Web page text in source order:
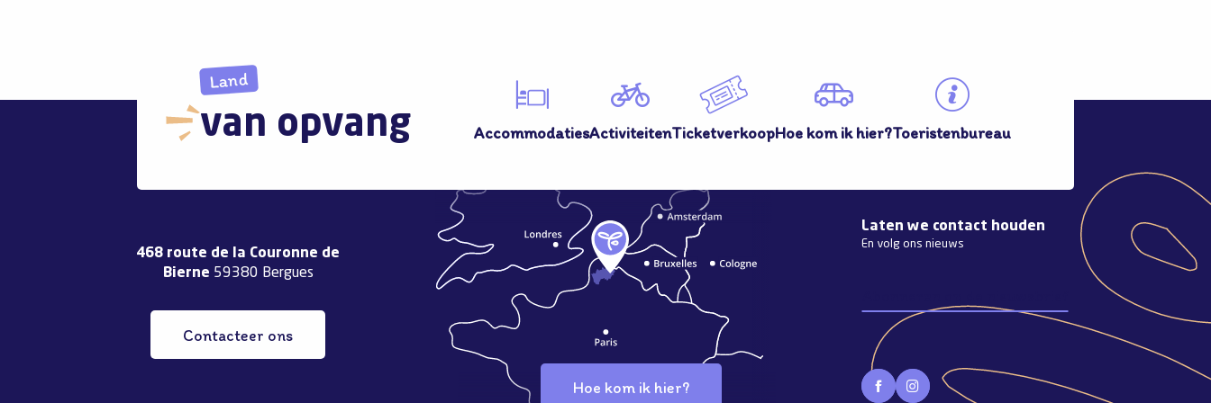
Land
van opvang AccommodatiesActiviteitenTicketverkoopHoe kom ik hier?Toeristenbureau
468 route de la Couronne de
Bierne 59380 Bergues
Contacteer ons
Hoe kom ik hier?
Laten we contact houden
En volg ons nieuws